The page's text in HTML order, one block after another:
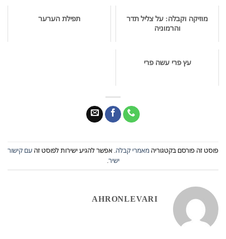
מוזיקה וקבלה: על צליל תדר
והרמוניה
תפילת הערער
עץ פרי עשה פרי
פוסט זה פורסם בקטגוריה מאמרי קבלה. אפשר להגיע ישירות לפוסט זה עם קישור
ישיר.
AHRONLEVARI